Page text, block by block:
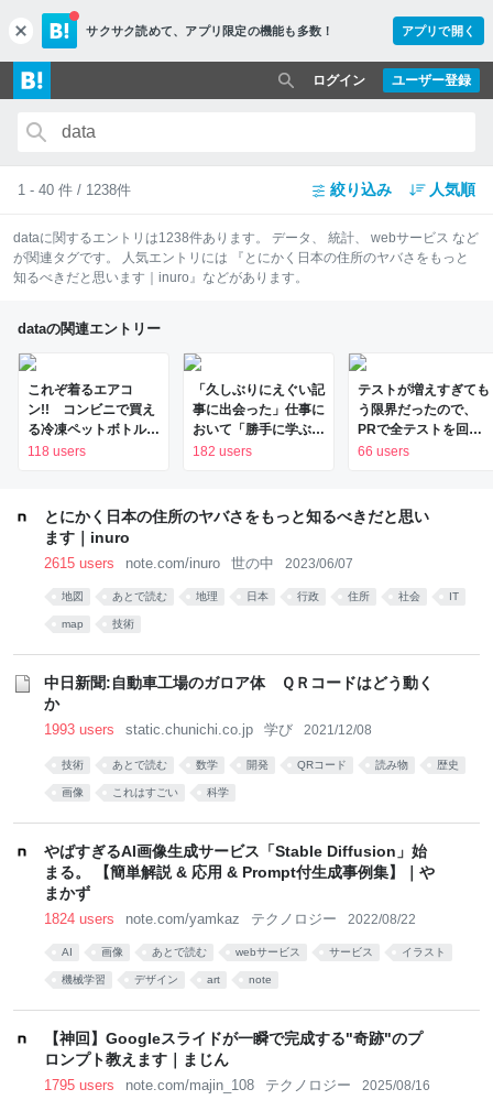
c
l
o
s
e
サクサク読めて、 アプリ限定の機能も多数！ アプリで開く
ユーザー登録
ログイン
1 - 40 件 / 1238件 絞り込み 人気順
dataに関するエントリは1238件あります。 データ 、 統計、 webサービス など
が関連タグです。 人気エントリには
『とにかく日本の住所のヤバさをもっと
知るべきだと思います｜inuro』 などがあります。
dataの関連エントリー
これぞ着るエアコ
ン!! コンビニで買え
る冷凍ペットボトルで
体を冷やす山善の水冷
ち・ざ・ろーど！その
14】【空いた時間で
なにしてる？】
118 users
「久しぶりにえぐい記
事に出会った」仕事に
おいて「勝手に学ぶ
人」と「期待されて学
共感が集まる
182 users
テストが増えすぎても
う限界だったので、
PRで全テストを回す
のをやめた話 - Timee
66 users
とにかく日本の住所のヤバさをもっと知るべきだと思い
ます｜inuro
2615 users note.com/inuro 世の中 2023/06/07
地図 あとで読む 地理 日本 行政 住所 社会 IT
map 技術
中日新聞:自動車工場のガロア体 ＱＲコードはどう動く
か
1993 users static.chunichi.co.jp 学び 2021/12/08
技術 あとで読む 数学 開発 QRコード 読み物 歴史
画像 これはすごい 科学
やばすぎるAI画像生成サービス「Stable Diffusion」始
まる。 【簡単解説 & 応用 & Prompt付生成事例集】｜や
まかず
1824 users note.com/yamkaz テクノロジー 2022/08/22
AI 画像 あとで読む webサービス サービス イラスト
機械学習 デザイン art note
【神回】Googleスライドが一瞬で完成する"奇跡"のプ
ロンプト教えます｜まじん
1795 users note.com/majin_108 テクノロジー 2025/08/16